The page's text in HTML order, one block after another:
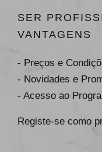
SER
VANTAGENS
- Preços e
- Novidades e
- Acesso ao
Registe-se como